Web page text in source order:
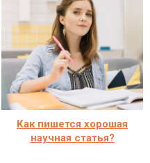
Как пишется хорошая
научная статья?